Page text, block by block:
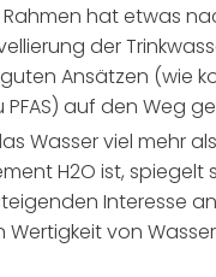
Rahmen hat etwas
der
Ansätzen (wie
PFAS) auf den Weg
Wasser viel mehr
H2O ist, spiegelt
Interesse
Wertigkeit von